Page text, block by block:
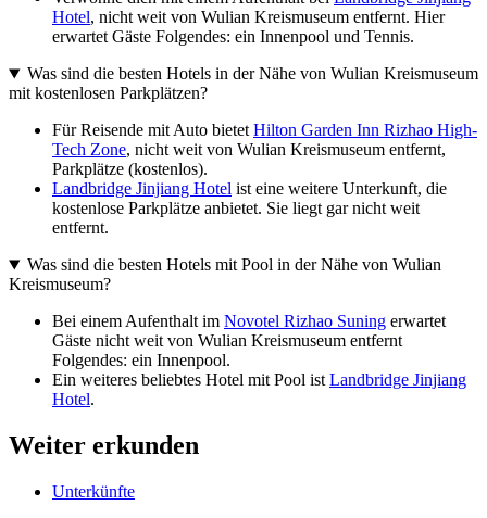
Hotel, nicht weit von Wulian Kreismuseum entfernt. Hier
erwartet Gäste Folgendes: ein Innenpool und Tennis.
Was sind die besten Hotels in der Nähe von Wulian Kreismuseum
mit kostenlosen Parkplätzen?
Für Reisende mit Auto bietet Hilton Garden Inn Rizhao High-
Tech Zone, nicht weit von Wulian Kreismuseum entfernt,
Parkplätze (kostenlos).
Landbridge Jinjiang Hotel ist eine weitere Unterkunft, die
kostenlose Parkplätze anbietet. Sie liegt gar nicht weit
entfernt.
Was sind die besten Hotels mit Pool in der Nähe von Wulian
Kreismuseum?
Bei einem Aufenthalt im Novotel Rizhao Suning erwartet
Gäste nicht weit von Wulian Kreismuseum entfernt
Folgendes: ein Innenpool.
Ein weiteres beliebtes Hotel mit Pool ist Landbridge Jinjiang
Hotel.
Weiter erkunden
Unterkünfte